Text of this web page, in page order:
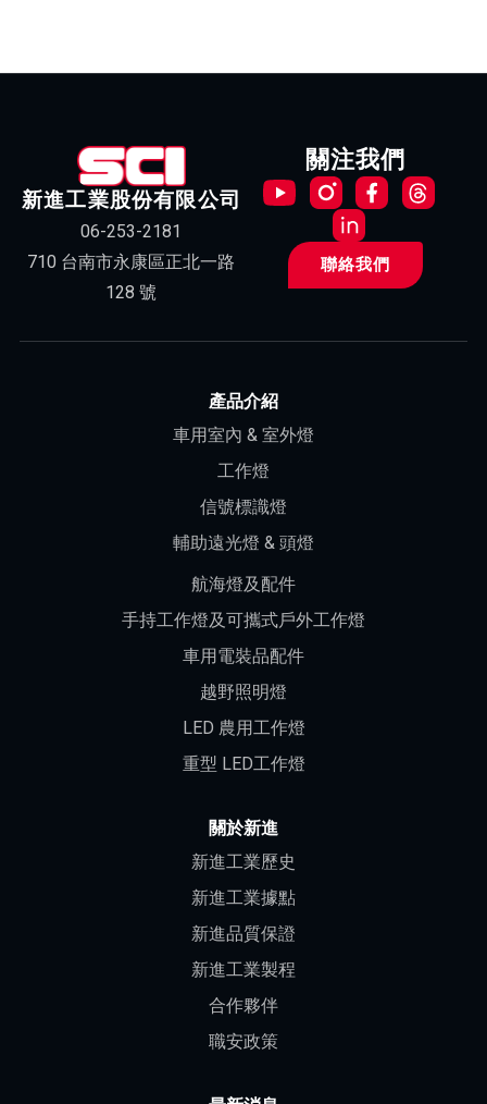
新進工業股份有限公司
06-253-2181
710 台南市永康區正北一路
128 號
關注我們
聯絡我們
產品介紹
車用室內 & 室外燈
工作燈
信號標識燈
輔助遠光燈 & 頭燈
航海燈及配件
手持工作燈及可攜式戶外工作燈
車用電裝品配件
越野照明燈
LED 農用工作燈
重型 LED工作燈
關於新進
新進工業歷史
新進工業據點
新進品質保證
新進工業製程
合作夥伴
職安政策